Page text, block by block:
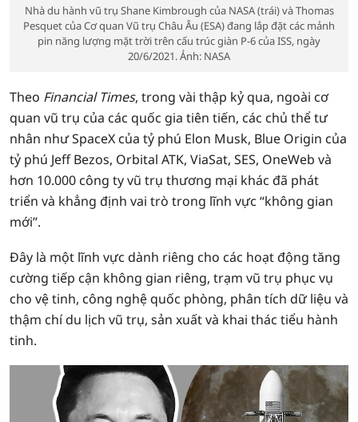
Nhà du hành vũ trụ Shane Kimbrough của NASA (trái) và Thomas
Pesquet của Cơ quan Vũ trụ Châu Âu (ESA) đang lắp đặt các mảnh
pin năng lượng mặt trời trên cấu trúc giàn P-6 của ISS, ngày
20/6/2021. Ảnh: NASA
Theo Financial Times, trong vài thập kỷ qua, ngoài cơ
quan vũ trụ của các quốc gia tiên tiến, các chủ thể tư
nhân như SpaceX của tỷ phú Elon Musk, Blue Origin của
tỷ phú Jeff Bezos, Orbital ATK, ViaSat, SES, OneWeb và
hơn 10.000 công ty vũ trụ thương mại khác đã phát
triển và khẳng định vai trò trong lĩnh vực “không gian
mới”.
Đây là một lĩnh vực dành riêng cho các hoạt động tăng
cường tiếp cận không gian riêng, trạm vũ trụ phục vụ
cho vệ tinh, công nghệ quốc phòng, phân tích dữ liệu và
thậm chí du lịch vũ trụ, sản xuất và khai thác tiểu hành
tinh.